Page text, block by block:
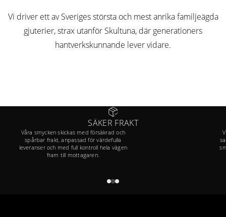
Vi driver ett av Sveriges största och mest anrika familjeägda
gjuterier, strax utanför Skultuna, där generationers
hantverkskunnande lever vidare.
SÄKER FRAKT
Våra smycken skickas med försäkrad och
spårbar frakt, anpassad för värdefulla
leveranser och med full kontroll hela vägen
fram till mottagaren.